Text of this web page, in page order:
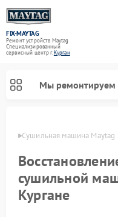
FIX-MAYTAG
Ремонт устройств Maytag
Специализированный
cервисный центр г.Курган
Мы ремонтируем
Сушильная машина Maytag
сушильной
Кургане